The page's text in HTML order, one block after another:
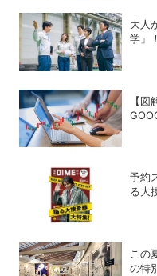
大人
学」
【
予約
る大
この
の特